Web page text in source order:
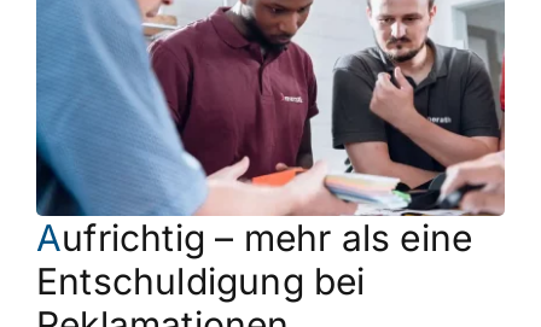
Aufrichtig – mehr als eine
Entschuldigung bei